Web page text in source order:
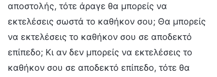
αποστολής, τότε άραγε θα μπορείς να
εκτελέσεις σωστά το καθήκον σου; Θα μπορείς
να εκτελέσεις το καθήκον σου σε αποδεκτό
επίπεδο; Κι αν δεν μπορείς να εκτελέσεις το
καθήκον σου σε αποδεκτό επίπεδο, τότε θα